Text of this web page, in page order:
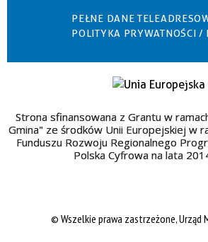
PEŁNE DANE
POLITYKA PRYWATNOŚCI /
Strona sfinansowana z Grantu w
Gmina" ze środków Unii Europejskiej w
Funduszu Rozwoju Regionalnego
Polska Cyfrowa na lata
© Wszelkie prawa zastrzeżone, Urząd